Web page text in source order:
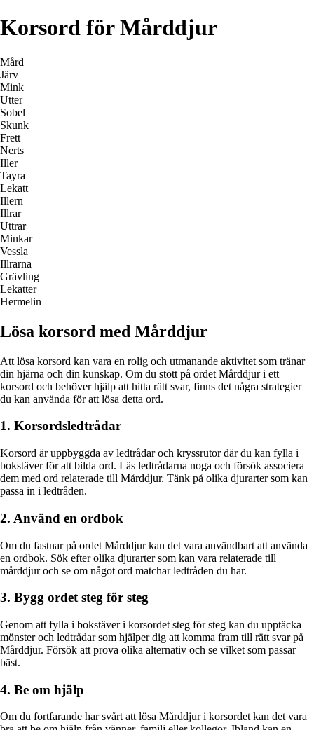
Korsord för Mårddjur
Mård
Järv
Mink
Utter
Sobel
Skunk
Frett
Nerts
Iller
Tayra
Lekatt
Illern
Illrar
Uttrar
Minkar
Vessla
Illrarna
Grävling
Lekatter
Hermelin
Lösa korsord med Mårddjur
Att lösa korsord kan vara en rolig och utmanande aktivitet som tränar
din hjärna och din kunskap. Om du stött på ordet Mårddjur i ett
korsord och behöver hjälp att hitta rätt svar, finns det några strategier
du kan använda för att lösa detta ord.
1. Korsordsledtrådar
Korsord är uppbyggda av ledtrådar och kryssrutor där du kan fylla i
bokstäver för att bilda ord. Läs ledtrådarna noga och försök associera
dem med ord relaterade till Mårddjur. Tänk på olika djurarter som kan
passa in i ledtråden.
2. Använd en ordbok
Om du fastnar på ordet Mårddjur kan det vara användbart att använda
en ordbok. Sök efter olika djurarter som kan vara relaterade till
mårddjur och se om något ord matchar ledtråden du har.
3. Bygg ordet steg för steg
Genom att fylla i bokstäver i korsordet steg för steg kan du upptäcka
mönster och ledtrådar som hjälper dig att komma fram till rätt svar på
Mårddjur. Försök att prova olika alternativ och se vilket som passar
bäst.
4. Be om hjälp
Om du fortfarande har svårt att lösa Mårddjur i korsordet kan det vara